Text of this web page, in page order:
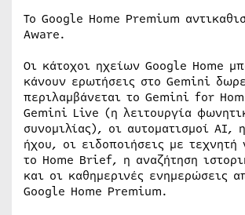
Το Google Home Premium
Aware.
Οι κάτοχοι ηχείων Google Home
κάνουν ερωτήσεις στο Gemini
περιλαμβάνεται το Gemini for
Gemini Live (η λειτουργία
συνομιλίας), οι αυτοματισμοί AI,
ήχου, οι ειδοποιήσεις με τεχνητή
το Home Brief, η αναζήτηση
και οι καθημερινές ενημερώσεις
Google Home Premium.